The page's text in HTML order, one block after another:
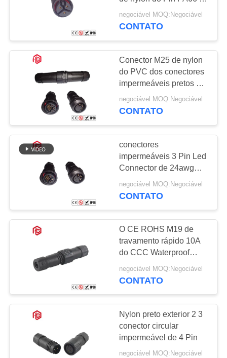
CONTROLE
DA
QUALIDADE
MAPA
SITE
PRIVACY
POLICY
baixa tensão
Conector
impermeável dos
dados
41
Suporte da lâmpada
E27
56
Conector fêmea
masculino
impermeável
conector de cabo 3
negociável MOQ:Negociável
CONTATO
Conector M25 de nylon
do PVC dos conectores
impermeáveis pretos de
Ip67 10A
negociável MOQ:Negociável
CONTATO
conectores
impermeáveis 3 Pin Led
Connector de 24awg
Ip67 M25 10A
negociável MOQ:Negociável
CONTATO
O CE ROHS M19 de
travamento rápido 10A
do CCC Waterproof
conectores
negociável MOQ:Negociável
CONTATO
Nylon preto exterior 2 3
conector circular
impermeável de 4 Pin
negociável MOQ:Negociável